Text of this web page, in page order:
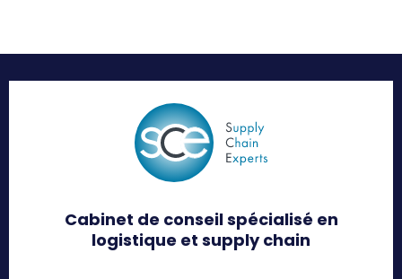
Cabinet de conseil spécialisé en
logistique et supply chain